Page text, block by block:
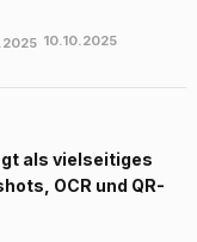
10.10.2025
als vielseitiges
OCR und QR-